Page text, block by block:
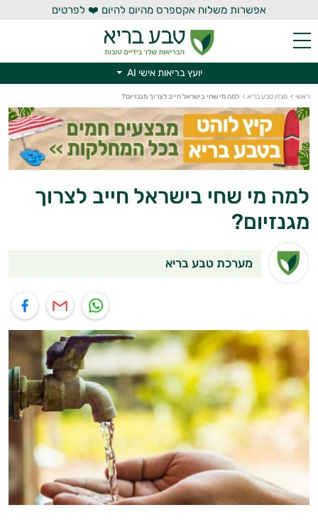
אפשרות משלוח אקספרס מהיום להיום ❤️ לפרטים
יועץ בריאות אישי AI
ראשי > מגזין טבע בריא > למה מי שחי בישראל חייב לצרוך מגנזיום?
למה מי שחי בישראל חייב לצרוך
מגנזיום?
מערכת טבע בריא
יועץ בריאות אישי AI